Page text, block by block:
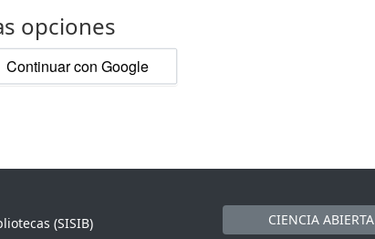
opciones
Continuar con Google
(SISIB)
CIENCIA ABIERTA